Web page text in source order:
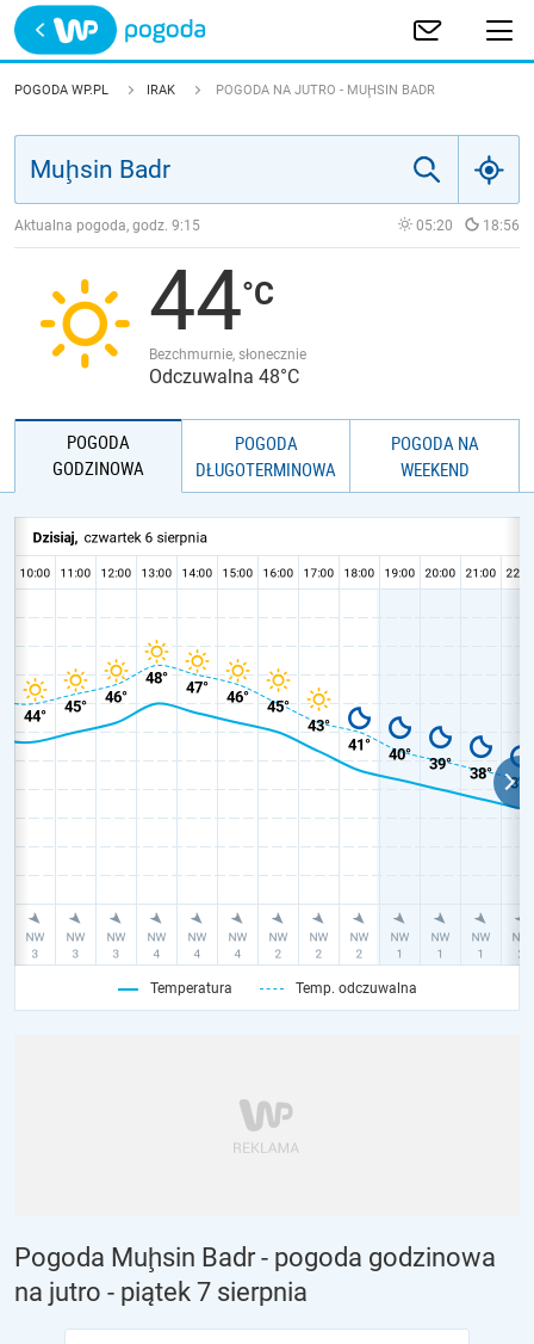
Trwa ładowanie
POLSKA
POGODA WP.PL IRAK POGODA NA JUTRO - MUḨSIN BADR
Aktualna pogoda, godz. 9:15 05:20 18:56
44
Bezchmurnie, słonecznie
Odczuwalna 48°C
POGODA
GODZINOWA
POGODA
DŁUGOTERMINOWA
POGODA NA
WEEKEND
Temperatura Temp. odczuwalna
Pogoda Muḩsin Badr - pogoda godzinowa
na jutro - piątek 7 sierpnia